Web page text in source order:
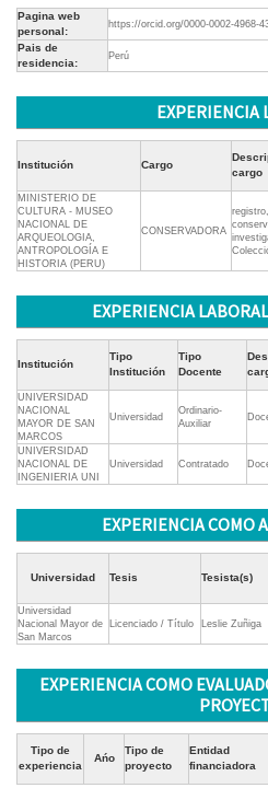
Pagina web
personal:
https://orcid.org/0000-0002-4968-
Pais de
residencia:
Perú
EXPERIENCIA
Institución Cargo
cargo
MINISTERIO DE
CULTURA - MUSEO
NACIONAL DE
ARQUEOLOGIA,
ANTROPOLOGÍA E
HISTORIA (PERU)
CONSERVADORA
registro,
EXPERIENCIA
Institución
Tipo
Institución
Tipo
Docente
UNIVERSIDAD
NACIONAL
MAYOR DE SAN
MARCOS
Universidad
Ordinario-
Auxiliar
UNIVERSIDAD
NACIONAL DE
INGENIERIA UNI
Universidad Contratado
EXPERIENCIA COMO
Universidad Tesis Tesista(s)
Universidad
Nacional Mayor de
San Marcos
Licenciado / Título Leslie Zuñiga
EXPERIENCIA COMO
Tipo de
experiencia
Ańo
Tipo de
proyecto
Entidad
financiadora